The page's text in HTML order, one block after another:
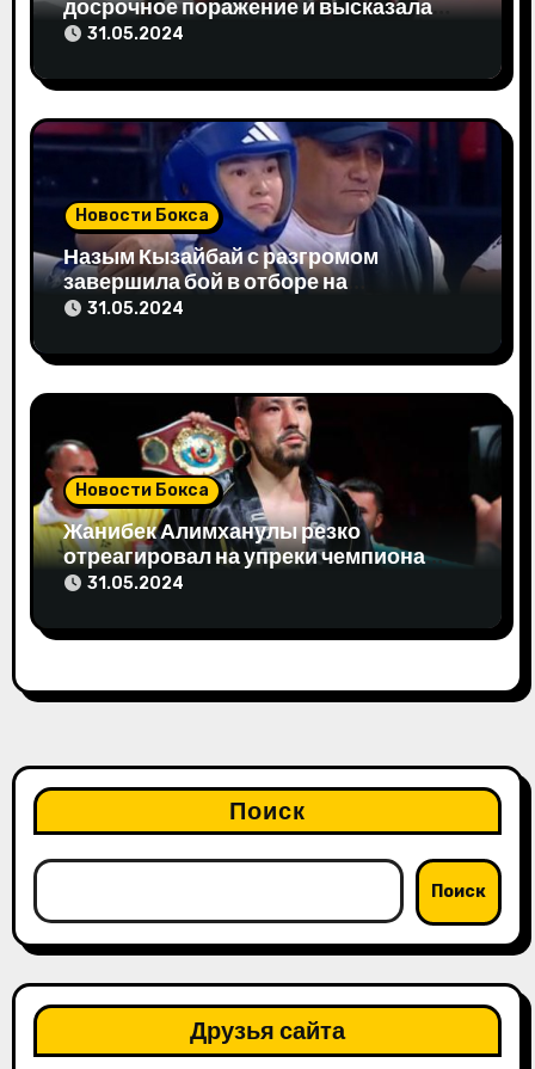
и
с
я
м
досрочное поражение и высказала
свое мнение
31.05.2024
Новости Бокса
Назым Кызайбай с разгромом
завершила бой в отборе на
Олимпиаду-2024
31.05.2024
Новости Бокса
Жанибек Алимханулы резко
отреагировал на упреки чемпиона
мира
31.05.2024
Поиск
Поиск
Друзья сайта